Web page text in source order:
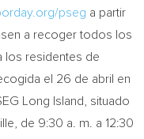
pseg a partir
a recoger todos los
los residentes de
el 26 de abril en
Long Island, situado
, de 9:30 a. m. a 12:30